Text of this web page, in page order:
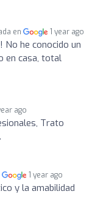
en 1 year ago
No he conocido un
en casa, total
ago
Trato
1 year ago
y la amabilidad